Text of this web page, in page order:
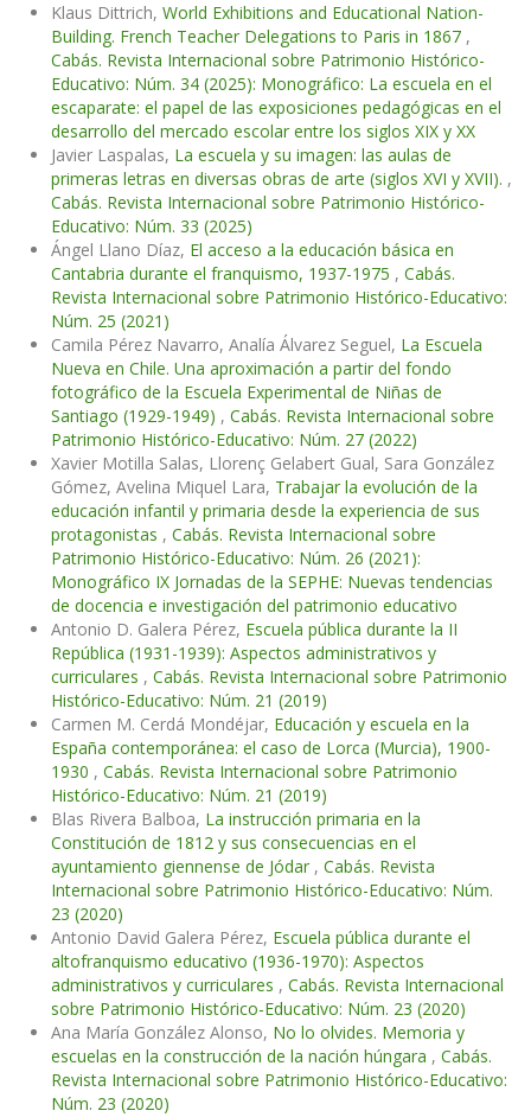
Klaus Dittrich, World Exhibitions and Educational Nation-
Building. French Teacher Delegations to Paris in 1867 ,
Cabás. Revista Internacional sobre Patrimonio Histórico-
Educativo: Núm. 34 (2025): Monográfico: La escuela en el
escaparate: el papel de las exposiciones pedagógicas en el
desarrollo del mercado escolar entre los siglos XIX y XX
Javier Laspalas, La escuela y su imagen: las aulas de
primeras letras en diversas obras de arte (siglos XVI y XVII). ,
Cabás. Revista Internacional sobre Patrimonio Histórico-
Educativo: Núm. 33 (2025)
Ángel Llano Díaz, El acceso a la educación básica en
Cantabria durante el franquismo, 1937-1975 , Cabás.
Revista Internacional sobre Patrimonio Histórico-Educativo:
Núm. 25 (2021)
Camila Pérez Navarro, Analía Álvarez Seguel, La Escuela
Nueva en Chile. Una aproximación a partir del fondo
fotográfico de la Escuela Experimental de Niñas de
Santiago (1929-1949) , Cabás. Revista Internacional sobre
Patrimonio Histórico-Educativo: Núm. 27 (2022)
Xavier Motilla Salas, Llorenç Gelabert Gual, Sara González
Gómez, Avelina Miquel Lara, Trabajar la evolución de la
educación infantil y primaria desde la experiencia de sus
protagonistas , Cabás. Revista Internacional sobre
Patrimonio Histórico-Educativo: Núm. 26 (2021):
Monográfico IX Jornadas de la SEPHE: Nuevas tendencias
de docencia e investigación del patrimonio educativo
Antonio D. Galera Pérez, Escuela pública durante la II
República (1931-1939): Aspectos administrativos y
curriculares , Cabás. Revista Internacional sobre Patrimonio
Histórico-Educativo: Núm. 21 (2019)
Carmen M. Cerdá Mondéjar, Educación y escuela en la
España contemporánea: el caso de Lorca (Murcia), 1900-
1930 , Cabás. Revista Internacional sobre Patrimonio
Histórico-Educativo: Núm. 21 (2019)
Blas Rivera Balboa, La instrucción primaria en la
Constitución de 1812 y sus consecuencias en el
ayuntamiento giennense de Jódar , Cabás. Revista
Internacional sobre Patrimonio Histórico-Educativo: Núm.
23 (2020)
Antonio David Galera Pérez, Escuela pública durante el
altofranquismo educativo (1936-1970): Aspectos
administrativos y curriculares , Cabás. Revista Internacional
sobre Patrimonio Histórico-Educativo: Núm. 23 (2020)
Ana María González Alonso, No lo olvides. Memoria y
escuelas en la construcción de la nación húngara , Cabás.
Revista Internacional sobre Patrimonio Histórico-Educativo:
Núm. 23 (2020)